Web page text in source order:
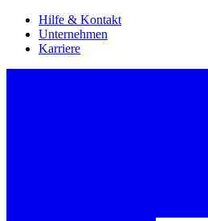
Hilfe & Kontakt
Unternehmen
Karriere